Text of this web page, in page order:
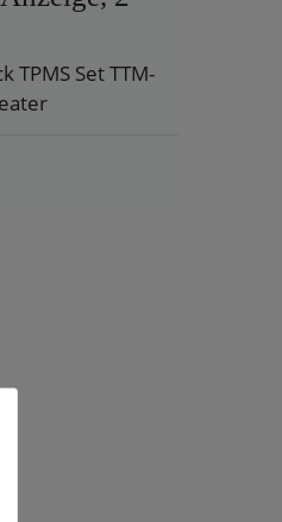
Set TTM-